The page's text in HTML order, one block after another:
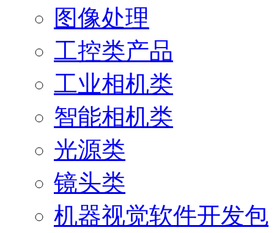
图像处理
工控类产品
工业相机类
智能相机类
光源类
镜头类
机器视觉软件开发包